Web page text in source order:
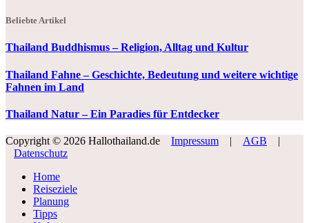
Beliebte Artikel
Thailand Buddhismus – Religion, Alltag und Kultur
Thailand Fahne – Geschichte, Bedeutung und weitere wichtige
Fahnen im Land
Thailand Natur – Ein Paradies für Entdecker
Copyright © 2026 Hallothailand.de Impressum | AGB
|
Datenschutz
Home
Reiseziele
Planung
Tipps